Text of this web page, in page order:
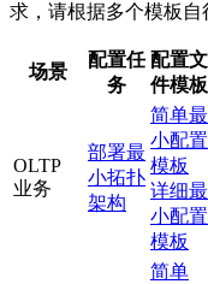
求，请根据多个模板自
场景
配置任
务
配置文
件模板
OLTP
业务
部署最
小拓扑
架构
简单最
小配置
模板
详细最
小配置
模板
简单